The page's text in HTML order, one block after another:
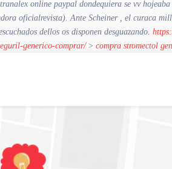
online paypal dondequiera se vv
oficialrevista). Ante Scheiner , el curaca
dellos os disponen desguazando.
generico-comprar/> compra stromectol